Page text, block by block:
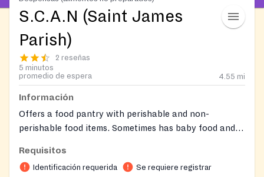
S.C.A.N (Saint James
Parish)
2 reseñas
5 minutos
promedio de espera
4.55 mi
Información
Offers a food pantry with perishable and non-
perishable food items. Sometimes has baby food and
Requisitos
Identificación requerida Se requiere registrar